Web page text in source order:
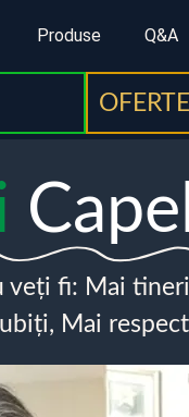
Produse Q&A
veți fi: Mai
Mai